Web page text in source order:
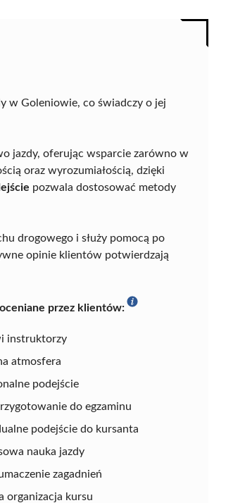
w Goleniowie, co świadczy o jej
jazdy, oferując wsparcie zarówno w
oraz wyrozumiałością, dzięki
pozwala dostosować metody
drogowego i służy pomocą po
opinie klientów potwierdzają
przez klientów:
instruktorzy
atmosfera
podejście
do egzaminu
podejście do kursanta
nauka jazdy
zagadnień
organizacja kursu